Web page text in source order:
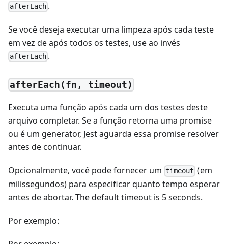
afterEach .
Se você deseja executar uma limpeza após cada teste
em vez de após todos os testes, use ao invés
afterEach .
afterEach(fn, timeout)
Executa uma função após cada um dos testes deste
arquivo completar. Se a função retorna uma promise
ou é um generator, Jest aguarda essa promise resolver
antes de continuar.
Opcionalmente, você pode fornecer um timeout (em
milissegundos) para especificar quanto tempo esperar
antes de abortar. The default timeout is 5 seconds.
Por exemplo: